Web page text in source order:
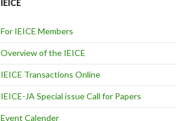
IEICE
For IEICE Members
Overview of the IEICE
IEICE Transactions Online
IEICE-JA Special issue Call for Papers
Event Calender